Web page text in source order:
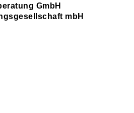
GmbH
mbH